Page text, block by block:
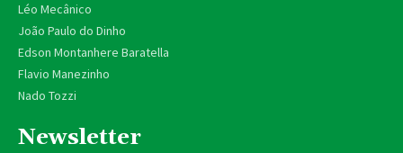
Léo Mecânico
João Paulo do Dinho
Edson Montanhere Baratella
Flavio Manezinho
Nado Tozzi
Newsletter